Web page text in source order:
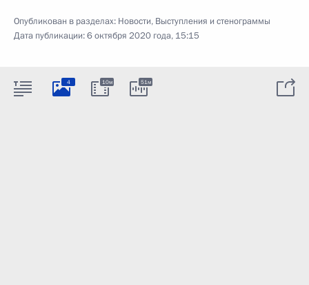
Опубликован в разделах: Новости, Выступления и стенограммы
Дата публикации:6 октября 2020 года, 15:15
4 10м 51м